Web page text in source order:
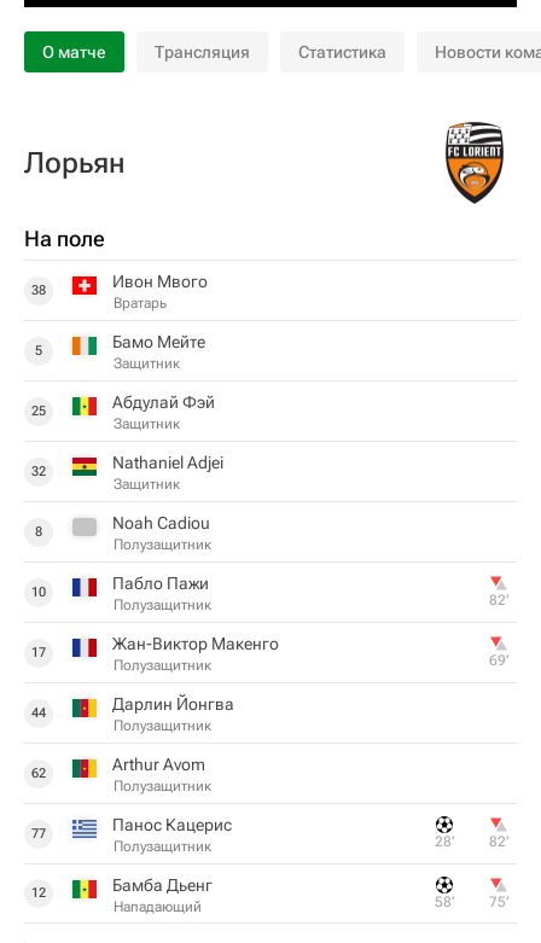
О матче Трансляция Статистика Новости
Лорьян
На поле
38 Ивон Мвого
Вратарь
5 Бамо Мейте
Защитник
25 Абдулай Фэй
Защитник
32 Nathaniel Adjei
Защитник
8 Noah Cadiou
Полузащитник
10 Пабло Пажи
Полузащитник 82‎’‎
17 Жан-Виктор Макенго
Полузащитник 69‎’‎
44 Дарлин Йонгва
Полузащитник
62 Arthur Avom
Полузащитник
77 Панос Кацерис
Полузащитник 28‎’‎ 82‎’‎
12 Бамба Дьенг
Нападающий 58‎’‎ 75‎’‎